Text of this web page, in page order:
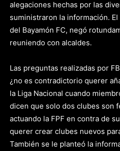
alegaciones hechas por las
suministraron la información.
del Bayamón FC, negó
reuniendo con alcaldes.
Las preguntas realizadas por
¿no es contradictorio querer
la Liga Nacional cuando
dicen que solo dos clubes son
actuando la FPF en contra de
querer crear clubes nuevos
También se le planteó la